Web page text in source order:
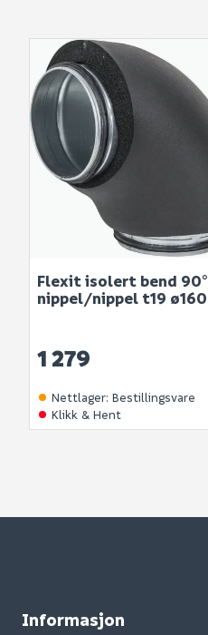
Flexit isolert bend 90°
nippel/nippel t19 ø160
1 279
Nettlager: Bestillingsvare
Klikk & Hent
Informasjon